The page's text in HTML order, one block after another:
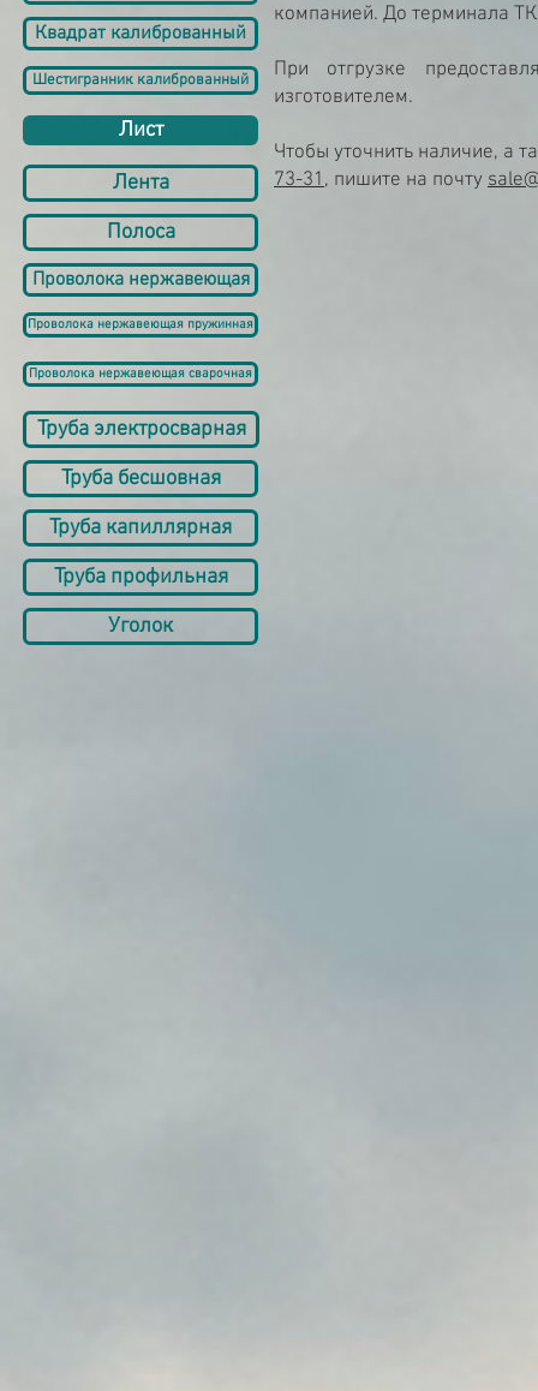
компанией. До терминала
При отгрузке
изготовителем.
Чтобы уточнить наличие, а
73-31, пишите на почту
Квадрат калиброванный
Шестигранник калиброванный
Лист
Лента
Полоса
Проволока нержавеющая
Проволока нержавеющая пружинная
Проволока нержавеющая сварочная
Труба электросварная
Труба бесшовная
Труба капиллярная
Уголок
Труба профильная